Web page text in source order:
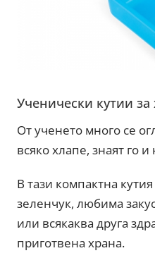
Ученически кутии
От ученето много се
всяко хлапе, знаят го
В тази компактна
зеленчук, любима
или всякаква друга
приготвена храна.